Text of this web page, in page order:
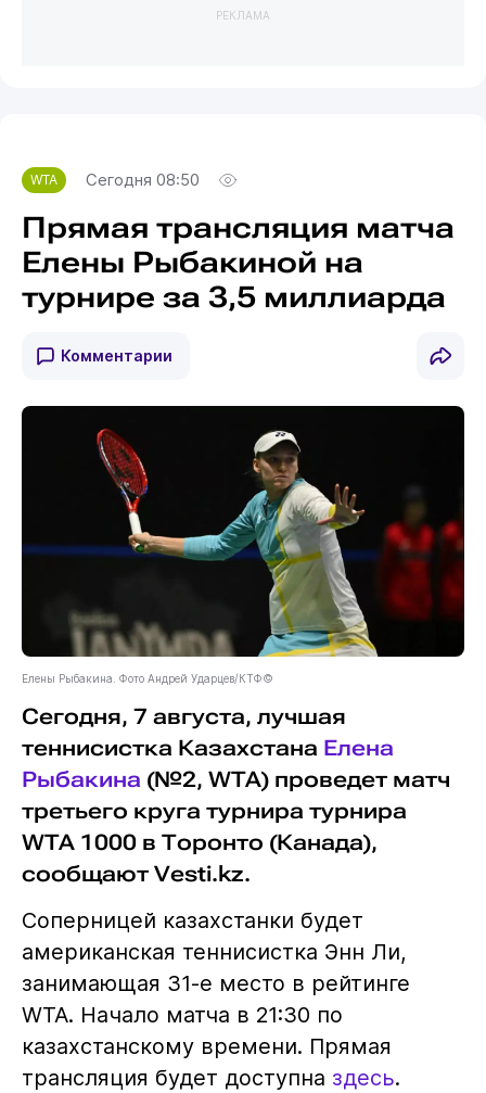
РЕКЛАМА
WTA Сегодня 08:50
Прямая трансляция матча
Елены Рыбакиной на
турнире за 3,5 миллиарда
Комментарии
Елены Рыбакина. Фото Андрей Ударцев/КТФ©
Сегодня, 7 августа, лучшая
теннисистка Казахстана Елена
Рыбакина (№2, WTA) проведет матч
третьего круга турнира турнира
WTA 1000 в Торонто (Канада),
сообщают Vesti.kz.
Соперницей казахстанки будет
американская теннисистка Энн Ли,
занимающая 31-е место в рейтинге
WTA. Начало матча в 21:30 по
казахстанскому времени. Прямая
трансляция будет доступна здесь.